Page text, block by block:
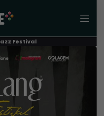
Festival